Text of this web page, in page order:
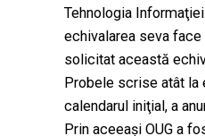
Tehnologia
echivalarea seva
solicitat această
Probele scrise atât la
calendarul iniţial, a
Prin aceeaşi OUG a